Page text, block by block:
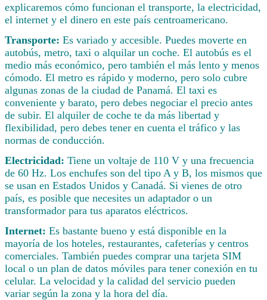
explicaremos cómo funcionan el transporte, la electricidad,
el internet y el dinero en este país centroamericano.
Transporte: Es variado y accesible. Puedes moverte en
autobús, metro, taxi o alquilar un coche. El autobús es el
medio más económico, pero también el más lento y menos
cómodo. El metro es rápido y moderno, pero solo cubre
algunas zonas de la ciudad de Panamá. El taxi es
conveniente y barato, pero debes negociar el precio antes
de subir. El alquiler de coche te da más libertad y
flexibilidad, pero debes tener en cuenta el tráfico y las
normas de conducción.
Electricidad: Tiene un voltaje de 110 V y una frecuencia
de 60 Hz. Los enchufes son del tipo A y B, los mismos que
se usan en Estados Unidos y Canadá. Si vienes de otro
país, es posible que necesites un adaptador o un
transformador para tus aparatos eléctricos.
Internet: Es bastante bueno y está disponible en la
mayoría de los hoteles, restaurantes, cafeterías y centros
comerciales. También puedes comprar una tarjeta SIM
local o un plan de datos móviles para tener conexión en tu
celular. La velocidad y la calidad del servicio pueden
variar según la zona y la hora del día.